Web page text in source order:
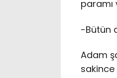
paramı
-Bütün
Adam